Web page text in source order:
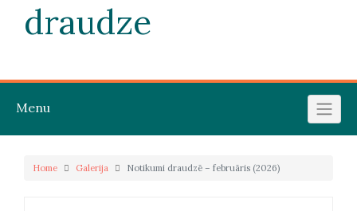
draudze
Menu
Home Galerija Notikumi draudzē – februāris (2026)